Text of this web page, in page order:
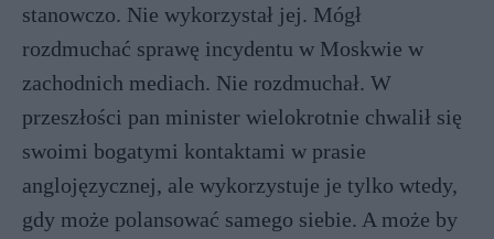
stanowczo. Nie wykorzystał jej. Mógł
rozdmuchać sprawę incydentu w Moskwie w
zachodnich mediach. Nie rozdmuchał. W
przeszłości pan minister wielokrotnie chwalił się
swoimi bogatymi kontaktami w prasie
anglojęzycznej, ale wykorzystuje je tylko wtedy,
gdy może polansować samego siebie. A może by